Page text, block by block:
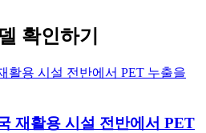
확인하기
재활용 시설 전반에서 PET